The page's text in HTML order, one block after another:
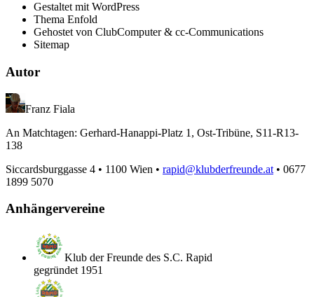
Gestaltet mit WordPress
Thema Enfold
Gehostet von ClubComputer & cc-Communications
Sitemap
Autor
Franz Fiala
An Matchtagen: Gerhard-Hanappi-Platz 1, Ost-Tribüne, S11-R13-
138
Siccardsburggasse 4 • 1100 Wien • rapid@klubderfreunde.at • 0677
1899 5070
Anhängervereine
Klub der Freunde des S.C. Rapid
gegründet 1951